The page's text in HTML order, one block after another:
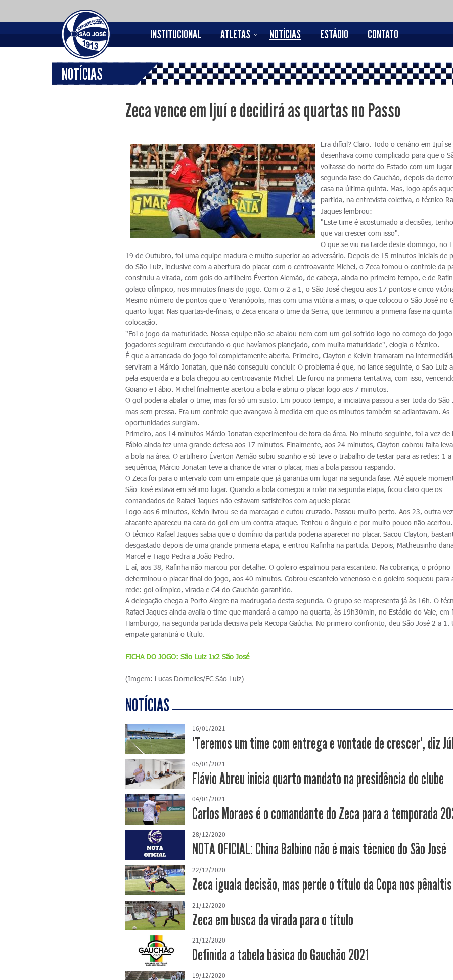
INSTITUCIONAL ATLETAS NOTÍCIAS ESTÁDIO CONTATO
NOTÍCIAS
Zeca vence em Ijuí e decidirá as quartas no Passo
Era difícil? Claro. Todo o cenário em Ijuí se
desenhava como complicado para que o
voltasse do norte do Estado com um
segunda fase do Gauchão, depois da
casa na última quinta. Mas, logo após
partida, na entrevista coletiva, o técnico
Jaques lembrou:
"Este time é acostumado a decisões,
que vai crescer com isso".
O que se viu na tarde deste domingo, no
19 de Outubro, foi uma equipe madura e muito superior ao adversário. Depois de 15 minutos iniciais de
do São Luiz, inclusive com a abertura do placar com o centroavante Michel, o Zeca tomou o controle da
construiu a virada, com gols do artilheiro Éverton Alemão, de cabeça, ainda no primeiro tempo, e de
golaço olímpico, nos minutos finais do jogo. Com o 2 a 1, o São José chegou aos 17 pontos e cinco
Mesmo número de pontos que o Veranópolis, mas com uma vitória a mais, o que colocou o São José no
quarto lugar. Nas quartas-de-finais, o Zeca encara o time da Serra, que terminou a primeira fase na quinta
colocação.
"Foi o jogo da maturidade. Nossa equipe não se abalou nem com um gol sofrido logo no começo do
jogadores seguiram executando o que havíamos planejado, com muita maturidade", elogia o técnico.
É que a arrancada do jogo foi completamente aberta. Primeiro, Clayton e Kelvin tramaram na
serviram a Márcio Jonatan, que não conseguiu concluir. O problema é que, no lance seguinte, o Sao Luiz
pela esquerda e a bola chegou ao centroavante Michel. Ele furou na primeira tentativa, com isso,
Goiano e Fábio. Michel finalmente acertou a bola e abriu o placar logo aos 7 minutos.
O gol poderia abalar o time, mas foi só um susto. Em pouco tempo, a iniciativa passou a ser toda do São
mas sem pressa. Era um controle que avançava à medida em que os minutos também se adiantavam. As
oportunidades surgiam.
Primeiro, aos 14 minutos Márcio Jonatan experimentou de fora da área. No minuto seguinte, foi a vez de
Fábio ainda fez uma grande defesa aos 17 minutos. Finalmente, aos 24 minutos, Clayton cobrou falta
a bola na área. O artilheiro Éverton Aemão subiu sozinho e só teve o trabalho de testar para as redes: 1 a
sequência, Márcio Jonatan teve a chance de virar o placar, mas a bola passou raspando.
O Zeca foi para o intervalo com um empate que já garantia um lugar na segunda fase. Até aquele
São José estava em sétimo lugar. Quando a bola começou a rolar na segunda etapa, ficou claro que os
comandados de Rafael Jaques não estavam satisfeitos com aquele placar.
Logo aos 6 minutos, Kelvin livrou-se da marcaçao e cutou cruzado. Passou muito perto. Aos 23, outra
atacante apareceu na cara do gol em um contra-ataque. Tentou o ângulo e por muito pouco não
O técnico Rafael Jaques sabia que o domínio da partida poderia aparecer no placar. Sacou Clayton,
desgastado depois de uma grande primeira etapa, e entrou Rafinha na partida. Depois, Matheusinho
Marcel e Tiago Pedra a João Pedro.
E aí, aos 38, Rafinha não marcou por detalhe. O goleiro espalmou para escanteio. Na cobrança, o próprio
determinou o placar final do jogo, aos 40 minutos. Cobrou escanteio venenoso e o goleiro soqueou para
rede: gol olímpico, virada e G4 do Gauchão garantido.
A delegação chega a Porto Alegre na madrugada desta segunda. O grupo se reapresenta já às 16h. O
Rafael Jaques ainda avalia o time que mandará a campo na quarta, às 19h30min, no Estádio do Vale, em
Hamburgo, na segunda partida decisiva pela Recopa Gaúcha. No primeiro confronto, deu São José 2 a 1.
empate garantirá o título.
FICHA DO JOGO: São Luiz 1x2 São José
(Imgem: Lucas Dornelles/EC São Luiz)
NOTÍCIAS
16/01/2021
"Teremos um time com entrega e vontade de crescer", diz
05/01/2021
Flávio Abreu inicia quarto mandato na presidência do clube
04/01/2021
Carlos Moraes é o comandante do Zeca para a temporada
28/12/2020
NOTA OFICIAL: China Balbino não é mais técnico do São José
22/12/2020
Zeca iguala decisão, mas perde o título da Copa nos pênaltis
21/12/2020
Zeca em busca da virada para o título
21/12/2020
Definida a tabela básica do Gauchão 2021
19/12/2020